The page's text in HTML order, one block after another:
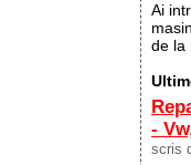
Ai
de la
-
scris